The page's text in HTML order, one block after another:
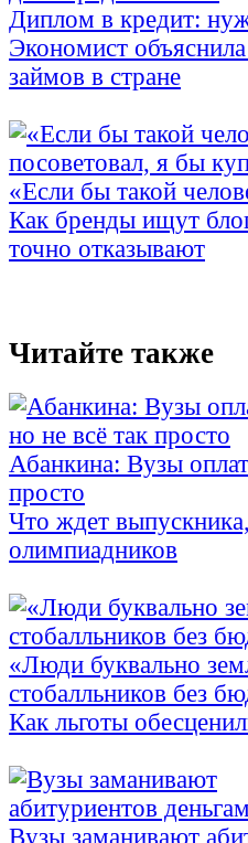
Диплом в кредит:
Экономист
займов в стране
«Если бы такой
Как бренды ищут
точно отказывают
Читайте также
Абанкина: Вузы
просто
Что ждет
олимпиадников
«Люди буквально
стобалльников без
Как льготы
Вузы заманивают